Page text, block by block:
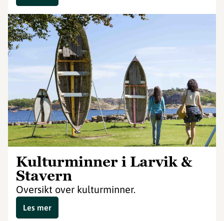
Kulturminner i Larvik &
Stavern
Oversikt over kulturminner.
Les mer